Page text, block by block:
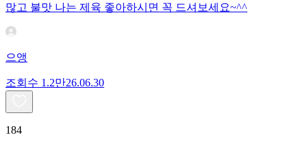
많고 불맛 나는 제육 좋아하시면 꼭 드셔보세요~^^
으앵
조회수 1.2만26.06.30
184